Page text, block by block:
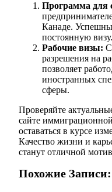
Программа для
Канаде.
постоянную визу.
Рабочие визы:
разрешения на
позволяет
иностранных
сферы.
Проверяйте
сайте
оставаться в курсе
Качество жизни и
станут отличной
Похожие Записи: